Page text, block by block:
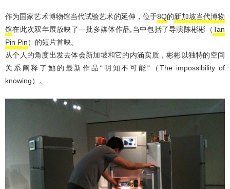
作为国家艺术博物馆当代试验艺术的延伸，位于8Q的新加坡当代博物
馆在此次双年展放映了一批多媒体作品,当中包括了导演陈彬彬（Tan
Pin Pin）的短片首映。
从个人的角度出发去体会新加坡和它的内涵实质，彬彬以独特的空间
关系阐释了她的最新作品“明知不可能“（The impossibility of
knowing）。